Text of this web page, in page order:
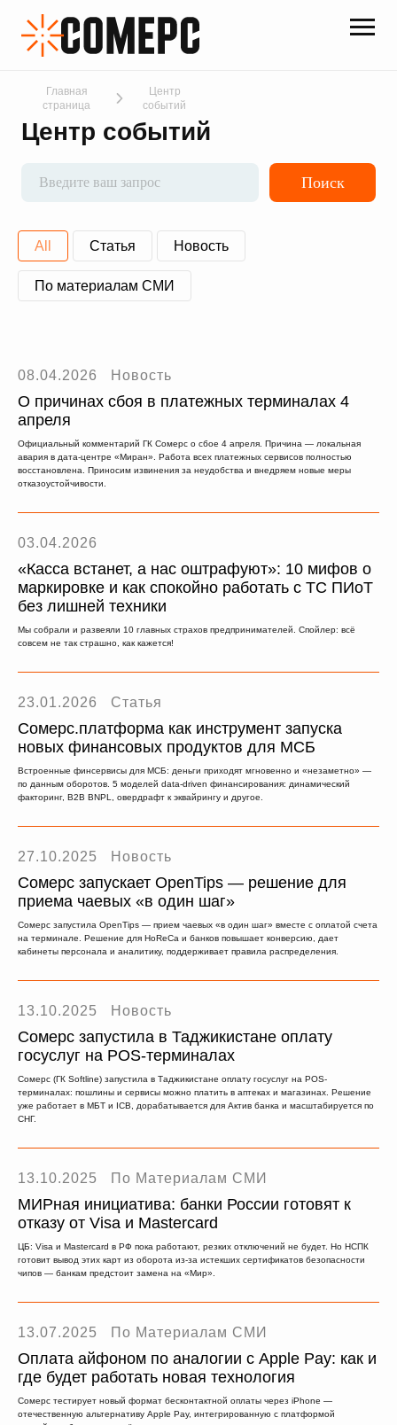
Центр событий
Главная
страница
Центр
событий
Поиск
All Статья Новость
По материалам СМИ
08.04.2026 Новость
О причинах сбоя в платежных терминалах 4
апреля
Официальный комментарий ГК Сомерс о сбое 4 апреля. Причина — локальная
авария в дата-центре «Миран». Работа всех платежных сервисов полностью
восстановлена. Приносим извинения за неудобства и внедряем новые меры
отказоустойчивости.
03.04.2026
«Касса встанет, а нас оштрафуют»: 10 мифов о
маркировке и как спокойно работать с ТС ПИоТ
без лишней техники
Мы собрали и развеяли 10 главных страхов предпринимателей. Спойлер: всё
совсем не так страшно, как кажется!
23.01.2026 Статья
Сомерс.платформа как инструмент запуска
новых финансовых продуктов для МСБ
Встроенные финсервисы для МСБ: деньги приходят мгновенно и «незаметно» —
по данным оборотов. 5 моделей data-driven финансирования: динамический
факторинг, B2B BNPL, овердрафт к эквайрингу и другое.
27.10.2025 Новость
Сомерс запускает OpenTips — решение для
приема чаевых «в один шаг»
Сомерс запустила OpenTips — прием чаевых «в один шаг» вместе с оплатой счета
на терминале. Решение для HoReCa и банков повышает конверсию, дает
кабинеты персонала и аналитику, поддерживает правила распределения.
13.10.2025 Новость
Сомерс запустила в Таджикистане оплату
госуслуг на POS-терминалах
Сомерс (ГК Softline) запустила в Таджикистане оплату госуслуг на POS-
терминалах: пошлины и сервисы можно платить в аптеках и магазинах. Решение
уже работает в МБТ и ICB, дорабатывается для Актив банка и масштабируется по
СНГ.
13.10.2025 По Материалам СМИ
МИРная инициатива: банки России готовят к
отказу от Visa и Mastercard
ЦБ: Visa и Mastercard в РФ пока работают, резких отключений не будет. Но НСПК
готовит вывод этих карт из оборота из‑за истекших сертификатов безопасности
чипов — банкам предстоит замена на «Мир».
13.07.2025 По Материалам СМИ
Оплата айфоном по аналогии с Apple Pay: как и
где будет работать новая технология
Сомерс тестирует новый формат бесконтактной оплаты через iPhone —
отечественную альтернативу Apple Pay, интегрированную с платформой